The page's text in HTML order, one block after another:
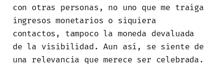
con otras personas, no uno que me traiga
ingresos monetarios o siquiera
contactos, tampoco la moneda devaluada
de la visibilidad. Aun así, se siente de
una relevancia que merece ser celebrada.